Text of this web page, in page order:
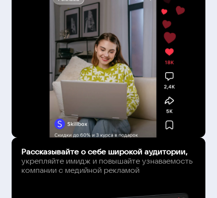
Рассказывайте о себе широкой аудитории,
укрепляйте имидж и повышайте узнаваемость
компании с медийной рекламой